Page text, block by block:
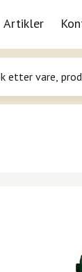
Artikler